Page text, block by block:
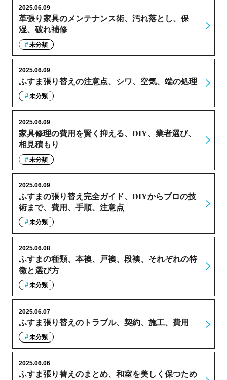
革張り家具のメンテナンス術、汚れ落とし、保
湿、破れ補修
2025.06.09
未分類
ふすま張り替えの注意点、シワ、空気、端の処理
2025.06.09
未分類
家具修理の費用を賢く抑える、DIY、業者選び、
相見積もり
2025.06.09
未分類
ふすまの張り替え完全ガイド、DIYからプロの技
術まで、費用、手順、注意点
2025.06.09
未分類
ふすまの種類、本襖、戸襖、段襖、それぞれの特
徴と選び方
2025.06.08
未分類
ふすま張り替えのトラブル、契約、施工、費用
2025.06.07
未分類
ふすま張り替えのまとめ、和室を美しく保つため
2025.06.06